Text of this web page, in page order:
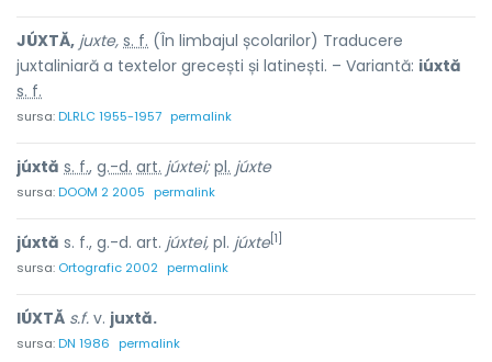
JÚXTĂ, juxte, s. f. (În limbajul școlarilor) Traducere
juxtaliniară a textelor grecești și latinești. – Variantă: iúxtă
s. f.
sursa:DLRLC 1955-1957 permalink
júxtă s. f., g.-d. art. júxtei; pl. júxte
sursa:DOOM 2 2005 permalink
júxtă s. f., g.-d. art. júxtei, pl. júxte[1]
sursa: Ortografic 2002 permalink
IÚXTĂ s.f. v. juxtă.
sursa:DN 1986 permalink